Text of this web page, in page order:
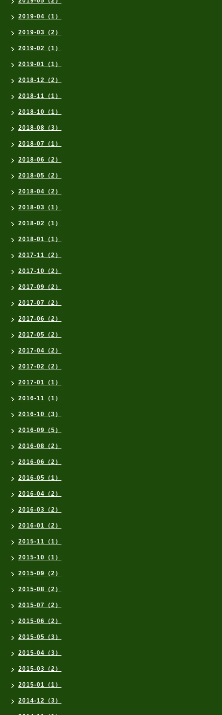
2019-04（1）
2019-03（2）
2019-02（1）
2019-01（1）
2018-12（2）
2018-11（1）
2018-10（1）
2018-08（3）
2018-07（1）
2018-06（2）
2018-05（2）
2018-04（2）
2018-03（1）
2018-02（1）
2018-01（1）
2017-11（2）
2017-10（2）
2017-09（2）
2017-07（2）
2017-06（2）
2017-05（2）
2017-04（2）
2017-02（2）
2017-01（1）
2016-11（1）
2016-10（3）
2016-09（5）
2016-08（2）
2016-06（2）
2016-05（1）
2016-04（2）
2016-03（2）
2016-01（2）
2015-11（1）
2015-10（1）
2015-09（2）
2015-08（2）
2015-07（2）
2015-06（2）
2015-05（3）
2015-04（3）
2015-03（2）
2015-01（1）
2014-12（3）